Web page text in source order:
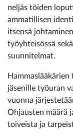
neljäs töiden
ammatillisen
itsensä
työyhteisössä
suunnitelmat.
jäsenille työuran
vuonna
Ohjausten määrä
toiveista ja